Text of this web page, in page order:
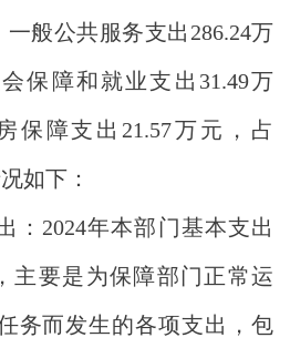
般公共服务支出 286.24万
保障和就业支出 31.49万
保障支出 21.57万元 ，占
如下：
： 2024年本部门基本支出
主要是为保障部门正常运
务而发生的各项支出，包